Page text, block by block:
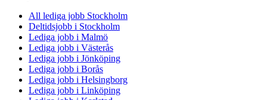
All lediga jobb Stockholm
Deltidsjobb i Stockholm
Lediga jobb i Malmö
Lediga jobb i Västerås
Lediga jobb i Jönköping
Lediga jobb i Borås
Lediga jobb i Helsingborg
Lediga jobb i Linköping